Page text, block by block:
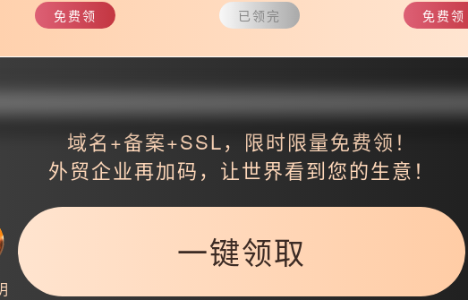
153108.html
返回列表
免费领 已领完 免费领
域名+备案+SSL，限时限量免费领！
外贸企业再加码，让世界看到您的生意！
一键领取